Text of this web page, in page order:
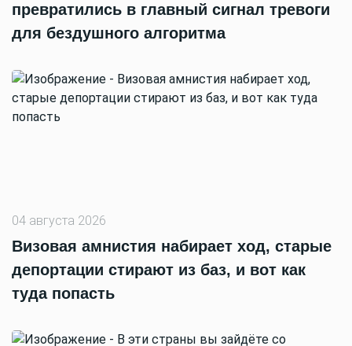
превратились в главный сигнал тревоги
для бездушного алгоритма
04 августа 2026
Визовая амнистия набирает ход, старые
депортации стирают из баз, и вот как
туда попасть